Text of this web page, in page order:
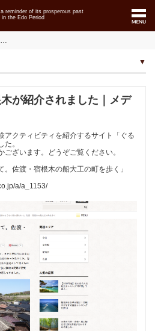
reminder of its prosperous past
the Edo Period
木が紹介されました｜メデ
アクティビティを紹介するサイト「ぐる
。
ざいます。どうぞご覧ください。
。佐渡・宿根木の船大工の町を歩く」
a/a_1153/